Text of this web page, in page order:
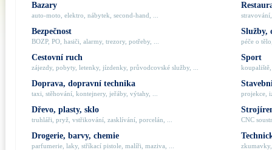
Bazary
auto-moto, elektro, nábytek, second-hand, ...
Bezpečnost
BOZP, PO, hasiči, alarmy, trezory, potřeby, ...
Cestovní ruch
zájezdy, pobyty, letenky, jízdenky, průvodcovské služby, ...
Doprava, dopravní technika
taxi, stěhování, kontejnery, jeřáby, výtahy, ...
Dřevo, plasty, sklo
truhláři, pryž, vstřikování, zasklívání, porcelán, ...
Drogerie, barvy, chemie
parfumerie, laky, stříkací pistole, malíři, maziva, ...
Služby,
péče o
Sport
projekce,
CNC